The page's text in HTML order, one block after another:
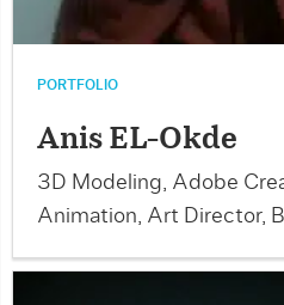
PORTFOLIO
Anis EL-Okde
3D Modeling, Adobe
Animation, Art Director,